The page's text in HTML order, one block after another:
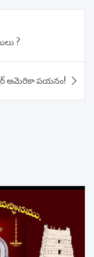
?
అమెరికా పయనం!